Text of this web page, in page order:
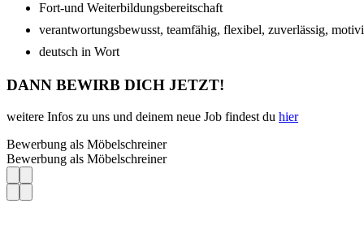
Fort-und Weiterbildungsbereitschaft
verantwortungsbewusst, teamfähig, flexibel, zuverlässig,
deutsch in Wort
DANN BEWIRB DICH JETZT!
weitere Infos zu uns und deinem neue Job findest du hier
Bewerbung als Möbelschreiner
Bewerbung als Möbelschreiner